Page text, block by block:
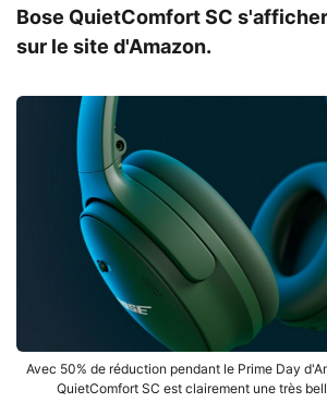
Bose QuietComfort SC
sur le site d'Amazon.
Avec 50% de réduction pendant le Prime Day
QuietComfort SC est clairement une très